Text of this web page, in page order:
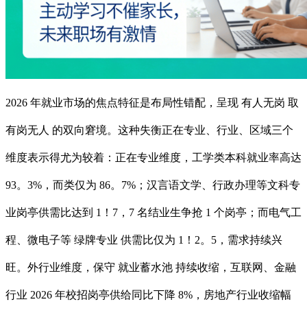
2026 年就业市场的焦点特征是布局性错配，呈现 有人无岗 取
有岗无人 的双向窘境。这种失衡正在专业、行业、区域三个
维度表示得尤为较着：正在专业维度，工学类本科就业率高达
93。3%，而类仅为 86。7%；汉言语文学、行政办理等文科专
业岗亭供需比达到 1！7，7 名结业生争抢 1 个岗亭；而电气工
程、微电子等 绿牌专业 供需比仅为 1！2。5，需求持续兴
旺。外行业维度，保守 就业蓄水池 持续收缩，互联网、金融
行业 2026 年校招岗亭供给同比下降 8%，房地产行业收缩幅